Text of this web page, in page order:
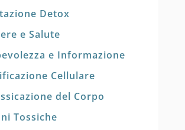
Detox
e Salute
e Informazione
Cellulare
del Corpo
Tossiche